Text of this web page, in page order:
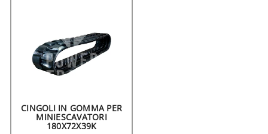
CINGOLI IN GOMMA PER
MINIESCAVATORI
180X72X39K